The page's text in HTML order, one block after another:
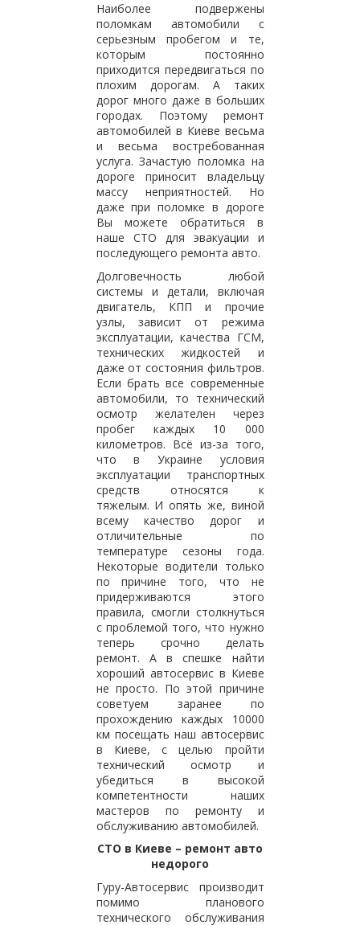
Наиболее подвержены
поломкам автомобили с
серьезным пробегом и те,
которым постоянно
приходится передвигаться по
плохим дорогам. А таких
дорог много даже в больших
городах. Поэтому ремонт
автомобилей в Киеве весьма
и весьма востребованная
услуга. Зачастую поломка на
дороге приносит владельцу
массу неприятностей. Но
даже при поломке в дороге
Вы можете обратиться в
наше СТО для эвакуации и
последующего ремонта авто.
Долговечность любой
системы и детали, включая
двигатель, КПП и прочие
узлы, зависит от режима
эксплуатации, качества ГСМ,
технических жидкостей и
даже от состояния фильтров.
Если брать все современные
автомобили, то технический
осмотр желателен через
пробег каждых 10 000
километров. Всё из-за того,
что в Украине условия
эксплуатации транспортных
средств относятся к
тяжелым. И опять же, виной
всему качество дорог и
отличительные по
температуре сезоны года.
Некоторые водители только
по причине того, что не
придерживаются этого
правила, смогли столкнуться
с проблемой того, что нужно
теперь срочно делать
ремонт. А в спешке найти
хороший автосервис в Киеве
не просто. По этой причине
советуем заранее по
прохождению каждых 10000
км посещать наш автосервис
в Киеве, с целью пройти
технический осмотр и
убедиться в высокой
компетентности наших
мастеров по ремонту и
обслуживанию автомобилей.
СТО в Киеве – ремонт авто
недорого
Гуру-Автосервис производит
помимо планового
технического обслуживания